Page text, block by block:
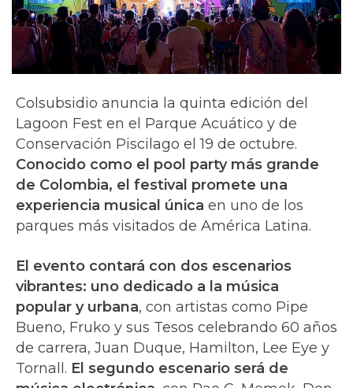
Colsubsidio anuncia la quinta edición del
Lagoon Fest en el Parque Acuático y de
Conservación Piscilago el 19 de octubre.
Conocido como el pool party más grande
de Colombia, el festival promete una
experiencia musical única en uno de los
parques más visitados de América Latina.
El evento contará con dos escenarios
vibrantes: uno dedicado a la música
popular y urbana, con artistas como Pipe
Bueno, Fruko y sus Tesos celebrando 60 años
de carrera, Juan Duque, Hamilton, Lee Eye y
Tornall. El segundo escenario será de